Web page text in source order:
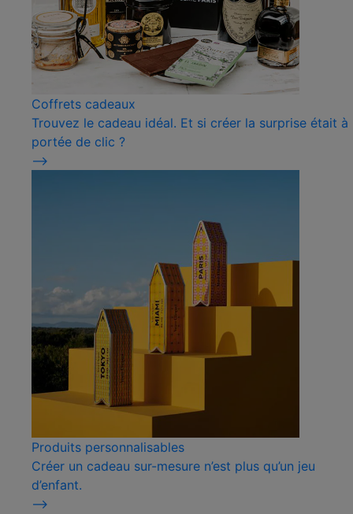
Coffrets cadeaux
Trouvez le cadeau idéal. Et si créer la surprise était à
portée de clic ?
⟶
Produits personnalisables
Créer un cadeau sur-mesure n’est plus qu’un jeu
d’enfant.
⟶